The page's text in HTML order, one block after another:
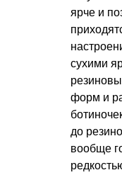
ярче и
сухими
форм и
до
вообще